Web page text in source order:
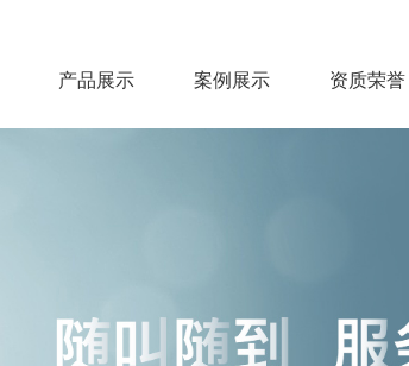
产品展示 案例展示 资质荣誉